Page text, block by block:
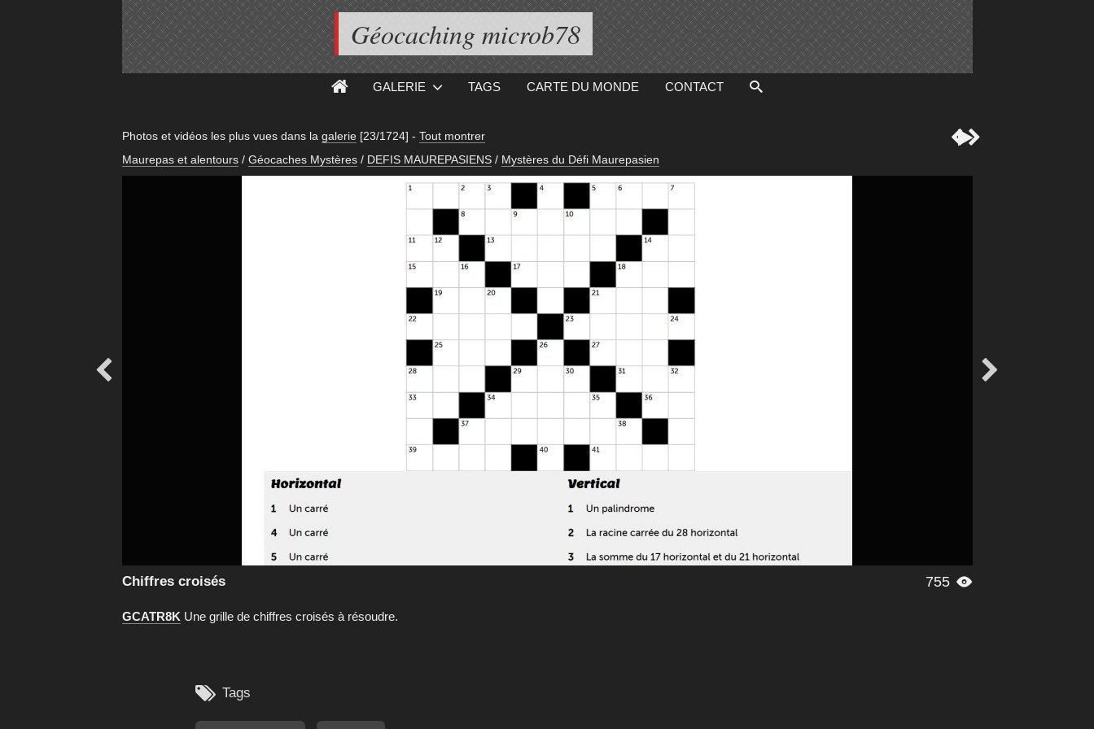
Géocaching microb78
GALERIE TAGS CARTE DU MONDE CONTACT
Photos et vidéos les plus vues dans la galerie [23/1724] - Tout montrer
Maurepas et alentours / Géocaches Mystères / DEFIS MAUREPASIENS / Mystères du Défi Maurepasien

 
755 
Chiffres croisés
GCATR8K Une grille de chiffres croisés à résoudre.
 Tags